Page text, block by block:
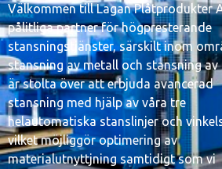
Välkommen till Lagan Plåtprodukter
pålitliga partner för högpresterande
stansningstjänster, särskilt inom
stansning av metall och stansning av
är stolta över att erbjuda avancerad
stansning med hjälp av våra tre
helautomatiska stanslinjer och
vilket möjliggör optimering av
materialutnyttjning samtidigt som vi